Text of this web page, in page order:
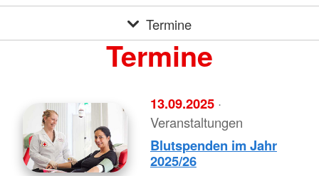
Termine
Termine
13.09.2025 ·
Veranstaltungen
Blutspenden im Jahr
2025/26